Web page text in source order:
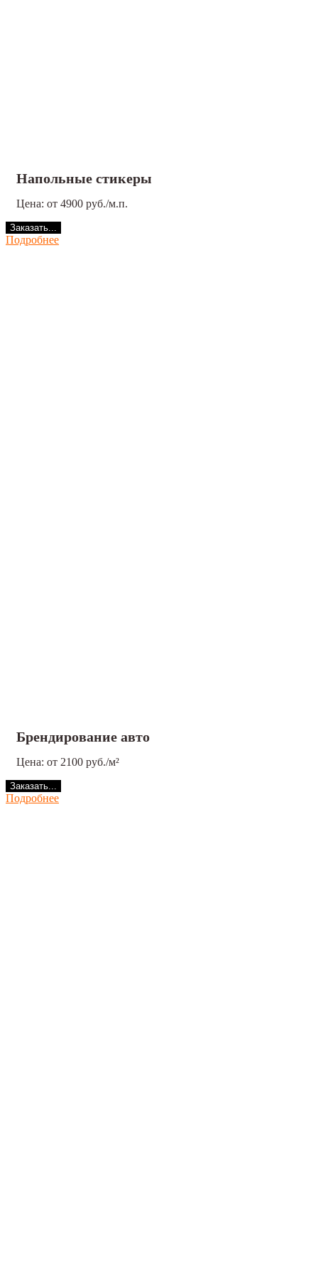
Напольные стикеры
Цена: от 4900 руб./м.п.
Заказать...
Подробнее
Брендирование авто
Цена: от 2100 руб./м²
Заказать...
Подробнее